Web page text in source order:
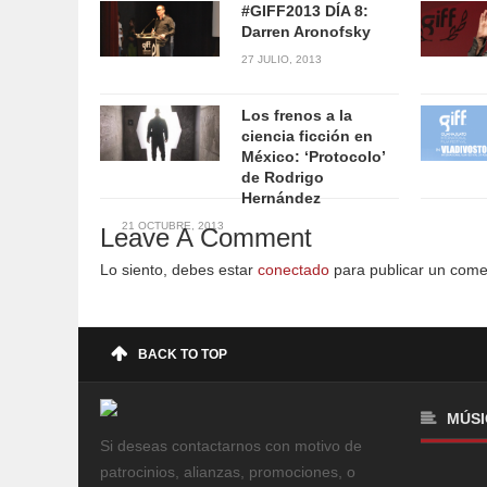
#GIFF2013 DÍA 8:
Darren Aronofsky
27 JULIO, 2013
Los frenos a la
ciencia ficción en
México: ‘Protocolo’
de Rodrigo
Hernández
21 OCTUBRE, 2013
Leave A Comment
Lo siento, debes estar conectado para publicar un
BACK TO TOP
Si deseas contactarnos con motivo de
patrocinios, alianzas, promociones, o